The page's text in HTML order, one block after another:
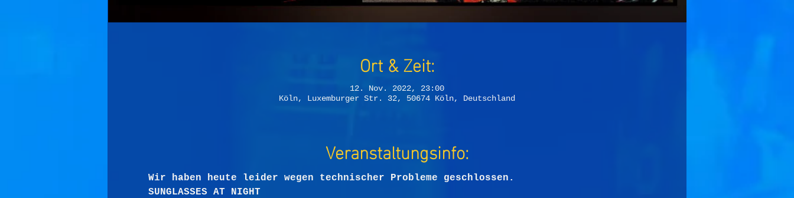
Ort & Zeit:
12. Nov. 2022, 23:00
Köln, Luxemburger Str. 32, 50674 Köln, Deutschland
Veranstaltungsinfo:
Wir haben heute leider wegen technischer Probleme geschlossen.
SUNGLASSES AT NIGHT